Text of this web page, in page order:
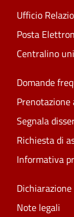
Ufficio
Posta
Centralino
Domande
Segnala
Richiesta di
Informativa
Note legali